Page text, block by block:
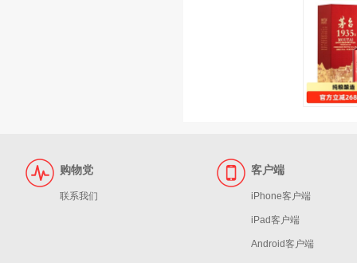
购物党
联系我们
客户端
iPhone客户端
iPad客户端
Android客户端